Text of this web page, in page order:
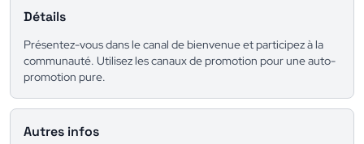
Détails
Présentez-vous dans le canal de bienvenue et participez à la
communauté. Utilisez les canaux de promotion pour une auto-
promotion pure.
Autres infos